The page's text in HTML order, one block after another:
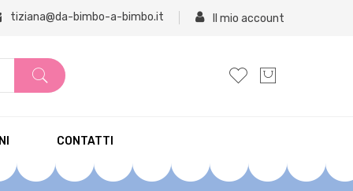
tiziana@da-bimbo-a-bimbo.it Il mio account
CONTATTI